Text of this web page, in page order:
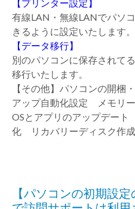
【プリンター設定】
有線LAN・無線LANでパソ
きるように設定いたします。
【データ移行】
別のパソコンに保存されて
移行いたします。
【その他】パソコンの開
アップ自動化設定 メモリ
OSとアプリのアップデー
化 リカバリーディスク作
【パソコンの初期設